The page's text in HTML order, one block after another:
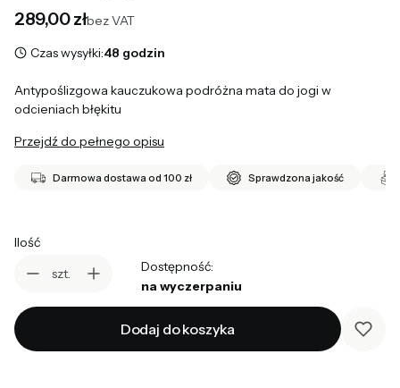
Cena
289,00 złbez VAT
Czas wysyłki:48 godzin
Antypoślizgowa kauczukowa podróżna mata do jogi w
odcieniach błękitu
Przejdź do pełnego opisu
Darmowa dostawa od 100 zł Sprawdzona jakość
Ilość
szt.
Dostępność:
na wyczerpaniu
Dodaj do koszyka